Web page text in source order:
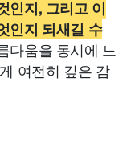
인지, 그리고 이
인지 되새길 수
다움을 동시에 느
여전히 깊은 감